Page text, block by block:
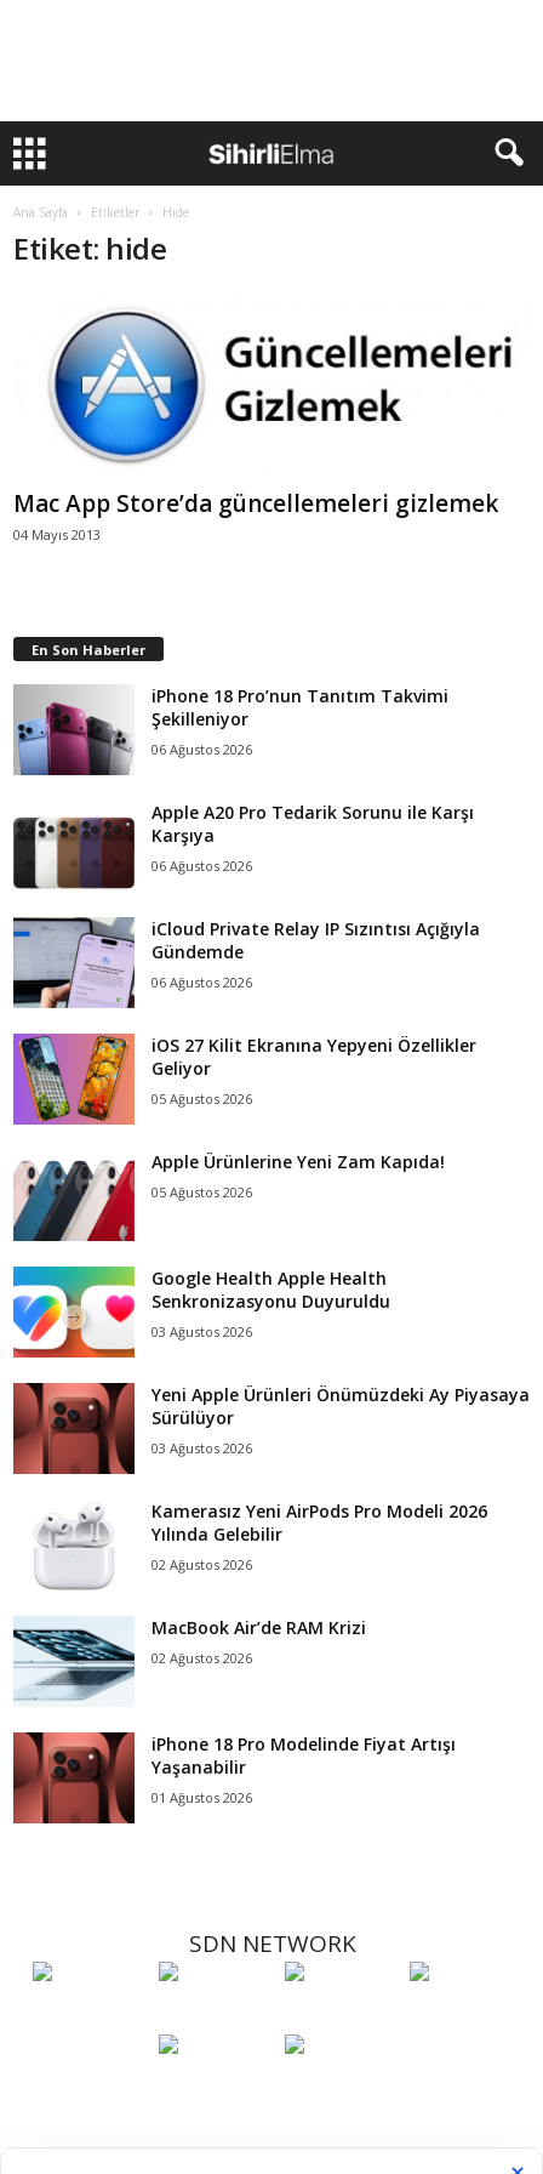
Ana Sayfa Etiketler Hide
Etiket: hide
Mac App Store’da güncellemeleri gizlemek
04 Mayıs 2013
En Son Haberler
iPhone 18 Pro’nun Tanıtım Takvimi
Şekilleniyor
06 Ağustos 2026
Apple A20 Pro Tedarik Sorunu ile Karşı
Karşıya
06 Ağustos 2026
iCloud Private Relay IP Sızıntısı Açığıyla
Gündemde
06 Ağustos 2026
iOS 27 Kilit Ekranına Yepyeni Özellikler
Geliyor
05 Ağustos 2026
Apple Ürünlerine Yeni Zam Kapıda!
05 Ağustos 2026
Google Health Apple Health
Senkronizasyonu Duyuruldu
03 Ağustos 2026
Yeni Apple Ürünleri Önümüzdeki Ay Piyasaya
Sürülüyor
03 Ağustos 2026
Kamerasız Yeni AirPods Pro Modeli 2026
Yılında Gelebilir
02 Ağustos 2026
MacBook Air’de RAM Krizi
02 Ağustos 2026
iPhone 18 Pro Modelinde Fiyat Artışı
Yaşanabilir
01 Ağustos 2026
SDN NETWORK